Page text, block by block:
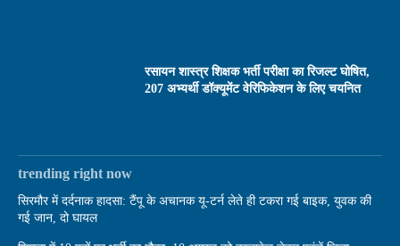
रसायन शास्त्र शिक्षक भर्ती परीक्षा का रिजल्ट घोषित,
207 अभ्यर्थी डॉक्यूमेंट वेरिफिकेशन के लिए चयनित
trending right now
सिरमौर में दर्दनाक हादसा: टैंपू के अचानक यू-टर्न लेते ही टकरा गई बाइक, युवक की
गई जान, दो घायल